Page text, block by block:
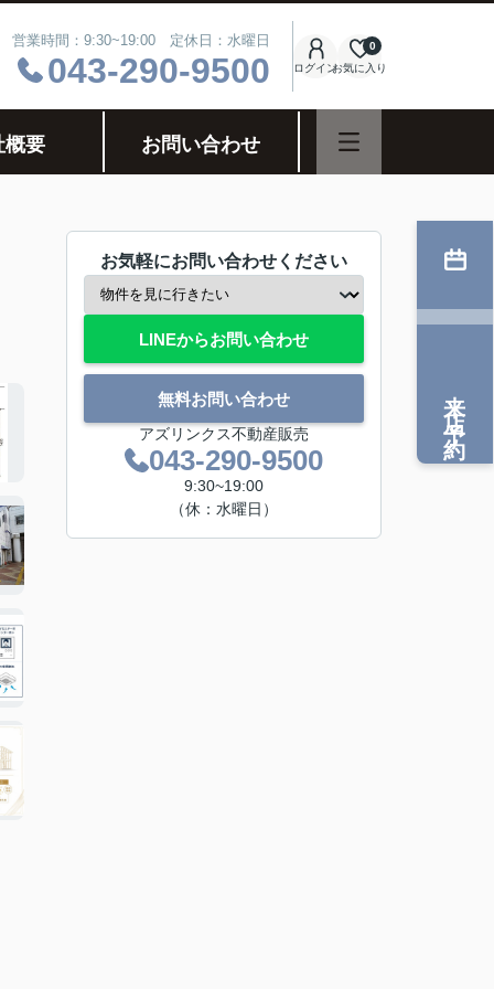
営業時間：9:30~19:00 定休日：水曜日
043-290-9500 ログインお気に入り
0
概要 お問い合わせ
お気軽にお問い合わせください
LINEからお問い合わせ
無料お問い合わせ
アズリンクス不動産販売
043-290-9500
9:30~19:00
（休：水曜日）
来店予約